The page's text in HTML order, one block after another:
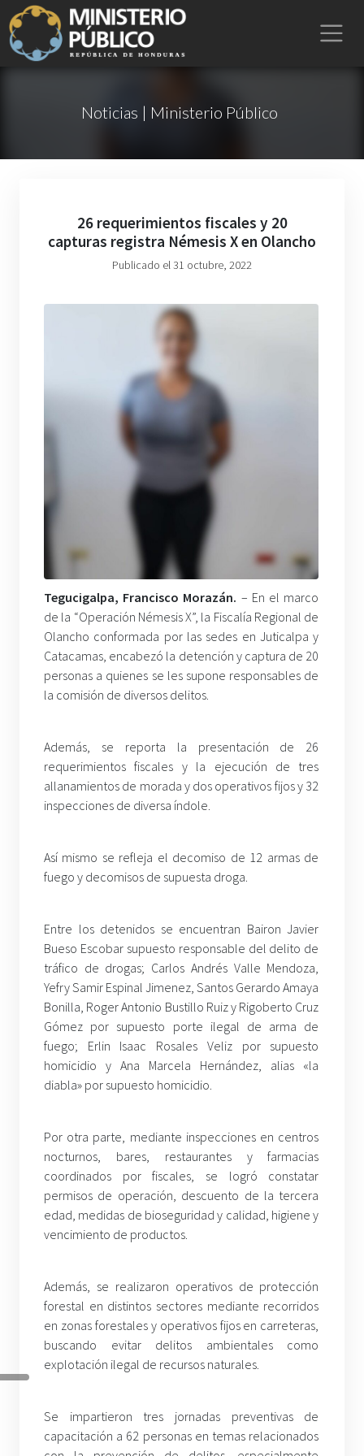
Noticias | Ministerio Público
26 requerimientos fiscales y 20
capturas registra Némesis X en Olancho
Publicado el 31 octubre, 2022
Tegucigalpa, Francisco Morazán. – En el marco
de la “Operación Némesis X”, la Fiscalía Regional de
Olancho conformada por las sedes en Juticalpa y
Catacamas, encabezó la detención y captura de 20
personas a quienes se les supone responsables de
la comisión de diversos delitos.
Además, se reporta la presentación de 26
requerimientos fiscales y la ejecución de tres
allanamientos de morada y dos operativos fijos y 32
inspecciones de diversa índole.
Así mismo se refleja el decomiso de 12 armas de
fuego y decomisos de supuesta droga.
Entre los detenidos se encuentran Bairon Javier
Bueso Escobar supuesto responsable del delito de
tráfico de drogas; Carlos Andrés Valle Mendoza,
Yefry Samir Espinal Jimenez, Santos Gerardo Amaya
Bonilla, Roger Antonio Bustillo Ruiz y Rigoberto Cruz
Gómez por supuesto porte ilegal de arma de
fuego; Erlin Isaac Rosales Veliz por supuesto
homicidio y Ana Marcela Hernández, alias «la
diabla» por supuesto homicidio.
Por otra parte, mediante inspecciones en centros
nocturnos, bares, restaurantes y farmacias
coordinados por fiscales, se logró constatar
permisos de operación, descuento de la tercera
edad, medidas de bioseguridad y calidad, higiene y
vencimiento de productos.
Además, se realizaron operativos de protección
forestal en distintos sectores mediante recorridos
en zonas forestales y operativos fijos en carreteras,
buscando evitar delitos ambientales como
explotación ilegal de recursos naturales.
Se impartieron tres jornadas preventivas de
capacitación a 62 personas en temas relacionados